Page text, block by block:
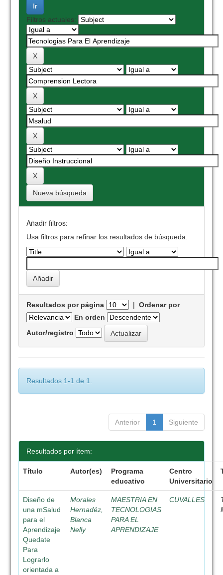
Filtros actuales:
Nueva búsqueda
Añadir filtros:
Usa filtros para refinar los resultados de búsqueda.
Resultados por página |Ordenar por
En orden
Autor/registro
Resultados 1-1 de 1.
Anterior 1 Siguiente
Resultados por ítem:
Título Autor(es)
Programa
educativo
Centro
Universitario
Diseño de
una mSalud
para el
Aprendizaje
Quedate
Para
Lograrlo
orientada a
Morales
Hernadéz,
Blanca
Nelly
MAESTRIA EN
TECNOLOGIAS
PARA EL
APRENDIZAJE
CUVALLES